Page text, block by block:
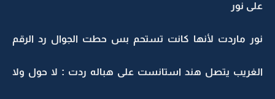
على نور
نور ماردت لأنها كانت تستحم بس حطت الجوال رد الرقم
الغريب يتصل هند استانست على هباله ردت : لا حول ولا